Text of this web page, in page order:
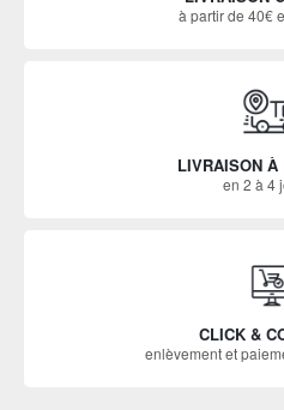
à partir de 40€
LIVRAISON À
en 2 à 4
CLICK &
enlèvement et